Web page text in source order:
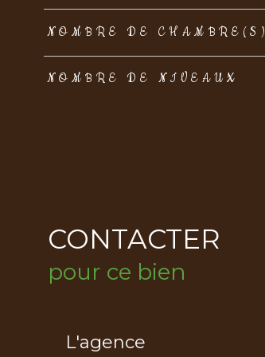
NOMBRE DE CHAMBRE(S)
NOMBRE DE NIVEAUX
CONTACTER
pour ce bien
L'agence